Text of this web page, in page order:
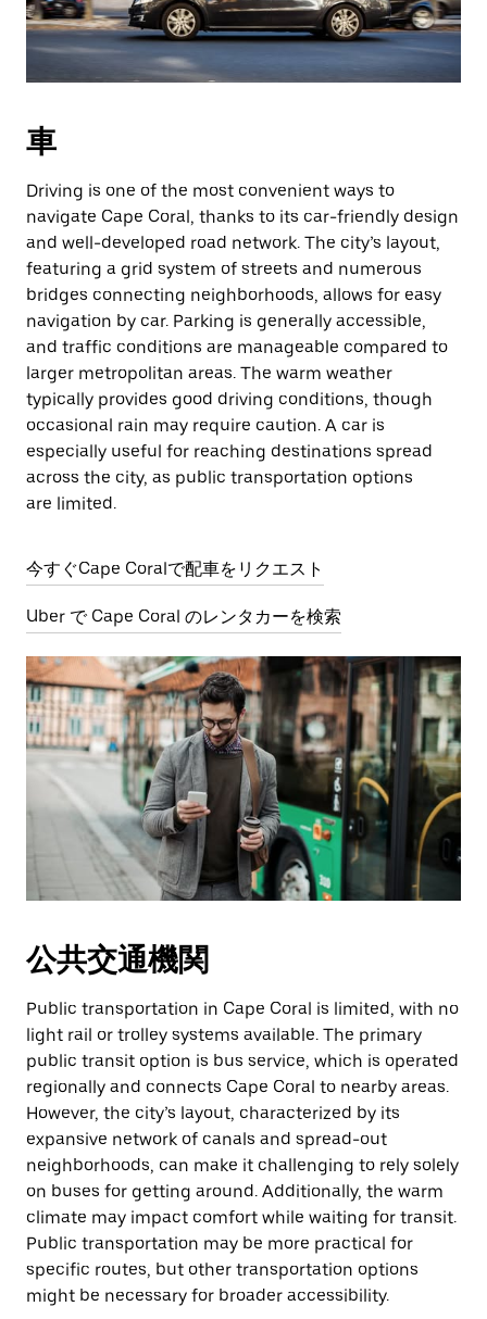
車
Driving is one of the most convenient ways to
navigate Cape Coral, thanks to its car-friendly design
and well-developed road network. The city’s layout,
featuring a grid system of streets and numerous
bridges connecting neighborhoods, allows for easy
navigation by car. Parking is generally accessible,
and traffic conditions are manageable compared to
larger metropolitan areas. The warm weather
typically provides good driving conditions, though
occasional rain may require caution. A car is
especially useful for reaching destinations spread
across the city, as public transportation options
are limited.
今すぐCape Coralで配車をリクエスト
Uber で Cape Coral のレンタカーを検索
公共交通機関
Public transportation in Cape Coral is limited, with no
light rail or trolley systems available. The primary
public transit option is bus service, which is operated
regionally and connects Cape Coral to nearby areas.
However, the city’s layout, characterized by its
expansive network of canals and spread-out
neighborhoods, can make it challenging to rely solely
on buses for getting around. Additionally, the warm
climate may impact comfort while waiting for transit.
Public transportation may be more practical for
specific routes, but other transportation options
might be necessary for broader accessibility.